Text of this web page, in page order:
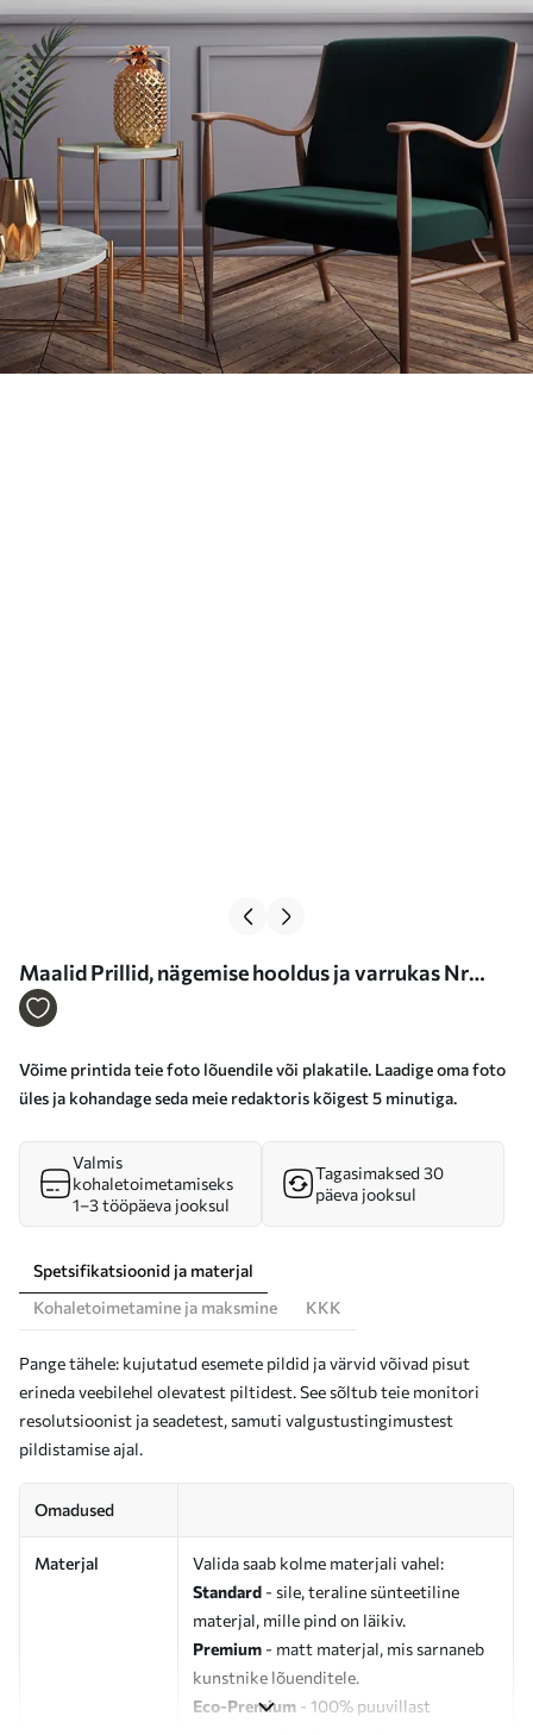
Maalid Prillid, nägemise hooldus ja varrukas Nr
s33177
Võime printida teie foto lõuendile või plakatile. Laadige oma foto
üles ja kohandage seda meie redaktoris kõigest 5 minutiga.
Valmis
kohaletoimetamiseks
1–3 tööpäeva jooksul
Tagasimaksed 30
päeva jooksul
Spetsifikatsioonid ja materjal
Kohaletoimetamine ja maksmine
KKK
Pange tähele: kujutatud esemete pildid ja värvid võivad pisut
erineda veebilehel olevatest piltidest. See sõltub teie monitori
resolutsioonist ja seadetest, samuti valgustustingimustest
pildistamise ajal.
Omadused
Materjal
Valida saab kolme materjali vahel:
Standard - sile, teraline sünteetiline
materjal, mille pind on läikiv.
Premium - matt materjal, mis sarnaneb
kunstnike lõuenditele.
Eco-Premium - 100% puuvillast